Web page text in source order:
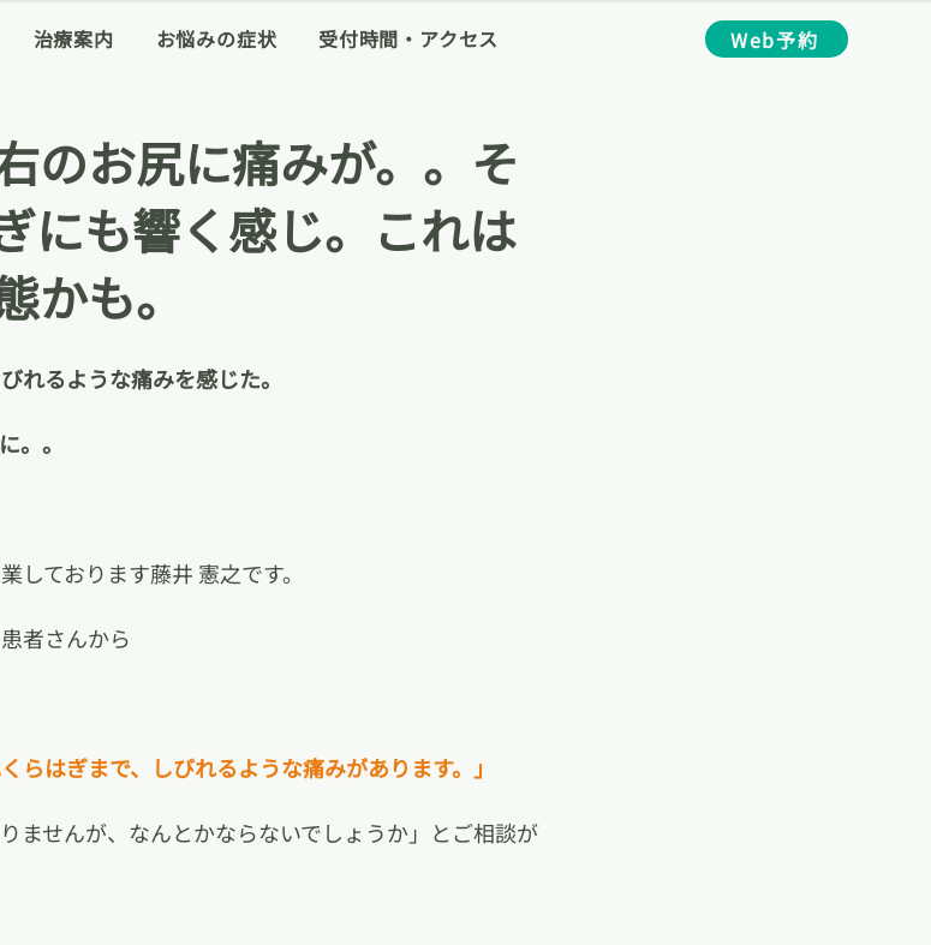
治療案内 お悩みの症状 受付時間・アクセス Web予約
のお尻に痛みが。。そ
にも響く感じ。これは
かも。
れるような痛みを感じた。
。。
しております藤井 憲之です。
者さんから
らはぎまで、しびれるような痛みがあります。」
ませんが、なんとかならないでしょうか」とご相談が